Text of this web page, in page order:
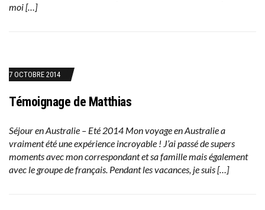
moi […]
7 OCTOBRE 2014
Témoignage de Matthias
Séjour en Australie – Eté 2014 Mon voyage en Australie a
vraiment été une expérience incroyable ! J’ai passé de supers
moments avec mon correspondant et sa famille mais également
avec le groupe de français. Pendant les vacances, je suis […]